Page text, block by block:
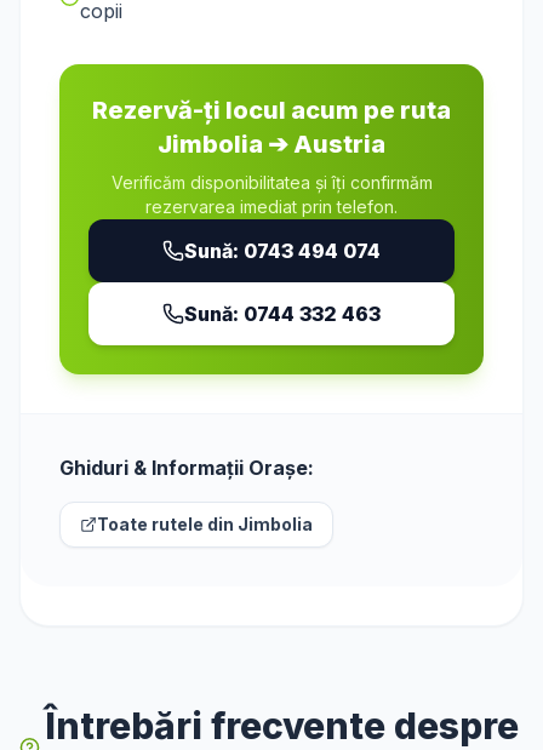
copii
Rezervă-ți locul acum pe ruta
Jimbolia ➔Austria
Verificăm disponibilitatea și îți confirmăm
rezervarea imediat prin telefon.
Sună: 0743 494 074
Sună: 0744 332 463
Ghiduri & Informații Orașe:
Toate rutele din Jimbolia
Întrebări frecvente despre